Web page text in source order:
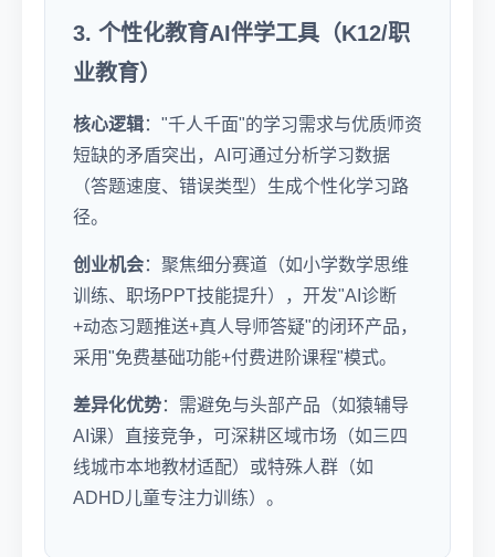
3. 个性化教育AI伴学工具（K12/职
业教育）
核心逻辑："千人千面"的学习需求与优质师资
短缺的矛盾突出，AI可通过分析学习数据
（答题速度、错误类型）生成个性化学习路
径。
创业机会：聚焦细分赛道（如小学数学思维
训练、职场PPT技能提升），开发"AI诊断
+动态习题推送+真人导师答疑"的闭环产品，
采用"免费基础功能+付费进阶课程"模式。
差异化优势：需避免与头部产品（如猿辅导
AI课）直接竞争，可深耕区域市场（如三四
线城市本地教材适配）或特殊人群（如
ADHD儿童专注力训练）。